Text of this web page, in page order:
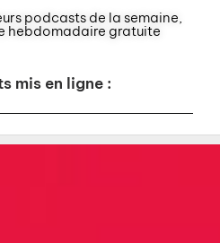
podcasts de la semaine,
hebdomadaire gratuite
mis en ligne :